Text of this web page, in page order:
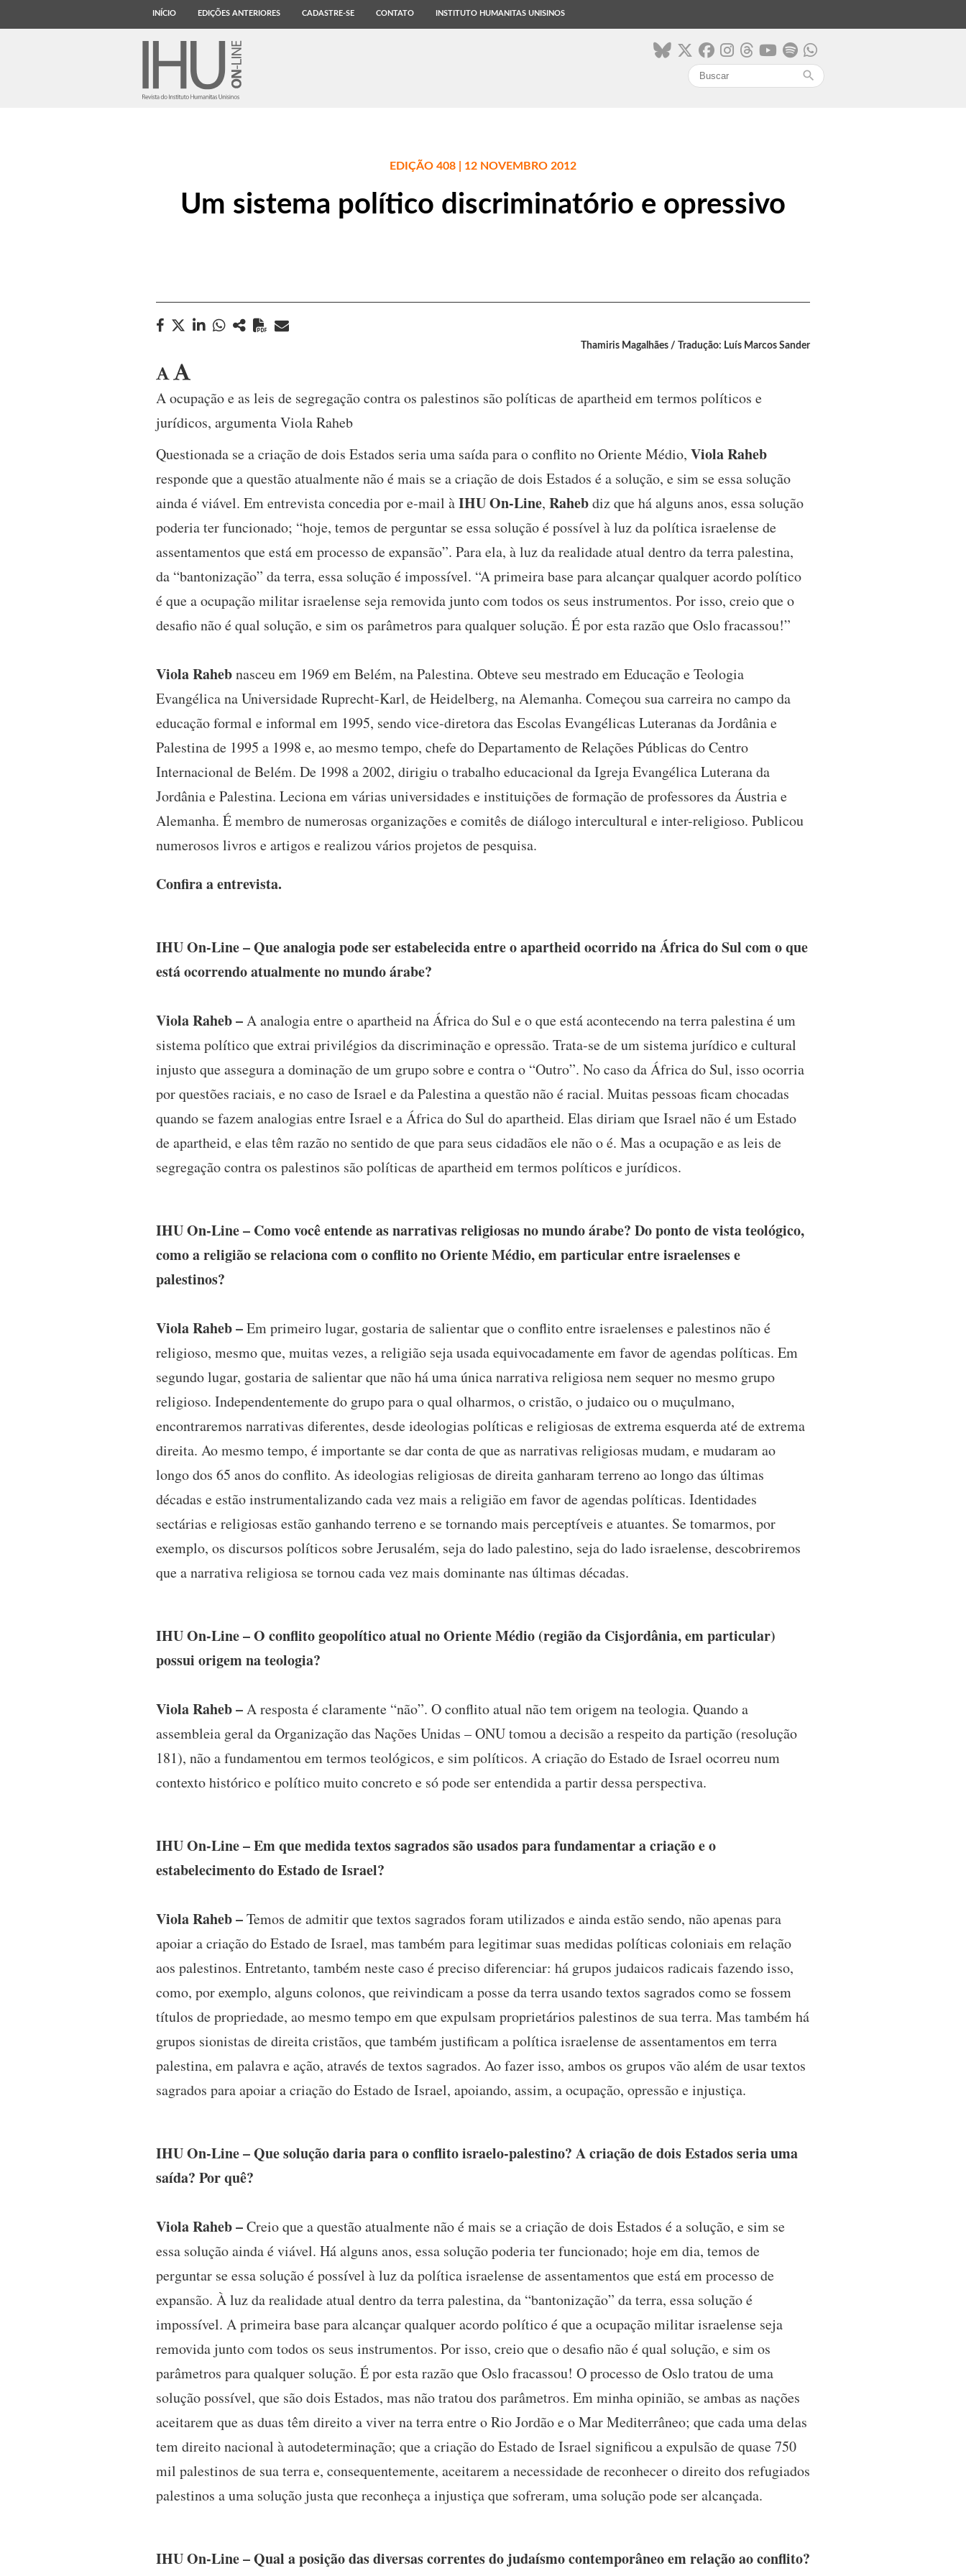
INÍCIO EDIÇÕES ANTERIORES CADASTRE-SE CONTATO INSTITUTO HUMANITAS UNISINOS
search
EDIÇÃO 408 | 12 NOVEMBRO 2012
Um sistema político discriminatório e opressivo
Thamiris Magalhães / Tradução: Luís Marcos Sander
A ocupação e as leis de segregação contra os palestinos são políticas de apartheid em termos políticos e
jurídicos, argumenta Viola Raheb
Questionada se a criação de dois Estados seria uma saída para o conflito no Oriente Médio, Viola Raheb
responde que a questão atualmente não é mais se a criação de dois Estados é a solução, e sim se essa solução
ainda é viável. Em entrevista concedia por e-mail àIHU On-Line, Rahebdiz que há alguns anos, essa solução
poderia ter funcionado; “hoje, temos de perguntar se essa solução é possível à luz da política israelense de
assentamentos que está em processo de expansão”. Para ela, à luz da realidade atual dentro da terra palestina,
da “bantonização” da terra, essa solução é impossível. “A primeira base para alcançar qualquer acordo político
é que a ocupação militar israelense seja removida junto com todos os seus instrumentos. Por isso, creio que o
desafio não é qual solução, e sim os parâmetros para qualquer solução. É por esta razão que Oslo fracassou!”
Viola Rahebnasceu em 1969 em Belém, na Palestina. Obteve seu mestrado em Educação e Teologia
Evangélica na Universidade Ruprecht-Karl, de Heidelberg, na Alemanha. Começou sua carreira no campo da
educação formal e informal em 1995, sendo vice-diretora das Escolas Evangélicas Luteranas da Jordânia e
Palestina de 1995 a 1998 e, ao mesmo tempo, chefe do Departamento de Relações Públicas do Centro
Internacional de Belém. De 1998 a 2002, dirigiu o trabalho educacional da Igreja Evangélica Luterana da
Jordânia e Palestina. Leciona em várias universidades e instituições de formação de professores da Áustria e
Alemanha. É membro de numerosas organizações e comitês de diálogo intercultural e inter-religioso. Publicou
numerosos livros e artigos e realizou vários projetos de pesquisa.
Confira a entrevista.
IHU On-Line – Que analogia pode ser estabelecida entre o apartheid ocorrido na África do Sul com o que
está ocorrendo atualmente no mundo árabe?
Viola Raheb –A analogia entre o apartheid na África do Sul e o que está acontecendo na terra palestina é um
sistema político que extrai privilégios da discriminação e opressão. Trata-se de um sistema jurídico e cultural
injusto que assegura a dominação de um grupo sobre e contra o “Outro”. No caso da África do Sul, isso ocorria
por questões raciais, e no caso de Israel e da Palestina a questão não é racial. Muitas pessoas ficam chocadas
quando se fazem analogias entre Israel e a África do Sul do apartheid. Elas diriam que Israel não é um Estado
de apartheid, e elas têm razão no sentido de que para seus cidadãos ele não o é. Mas a ocupação e as leis de
segregação contra os palestinos são políticas de apartheid em termos políticos e jurídicos.
IHU On-Line – Como você entende as narrativas religiosas no mundo árabe? Do ponto de vista teológico,
como a religião se relaciona com o conflito no Oriente Médio, em particular entre israelenses e
palestinos?
Viola Raheb –Em primeiro lugar, gostaria de salientar que o conflito entre israelenses e palestinos não é
religioso, mesmo que, muitas vezes, a religião seja usada equivocadamente em favor de agendas políticas. Em
segundo lugar, gostaria de salientar que não há uma única narrativa religiosa nem sequer no mesmo grupo
religioso. Independentemente do grupo para o qual olharmos, o cristão, o judaico ou o muçulmano,
encontraremos narrativas diferentes, desde ideologias políticas e religiosas de extrema esquerda até de extrema
direita. Ao mesmo tempo, é importante se dar conta de que as narrativas religiosas mudam, e mudaram ao
longo dos 65 anos do conflito. As ideologias religiosas de direita ganharam terreno ao longo das últimas
décadas e estão instrumentalizando cada vez mais a religião em favor de agendas políticas. Identidades
sectárias e religiosas estão ganhando terreno e se tornando mais perceptíveis e atuantes. Se tomarmos, por
exemplo, os discursos políticos sobre Jerusalém, seja do lado palestino, seja do lado israelense, descobriremos
que a narrativa religiosa se tornou cada vez mais dominante nas últimas décadas.
IHU On-Line – O conflito geopolítico atual no Oriente Médio (região da Cisjordânia, em particular)
possui origem na teologia?
Viola Raheb –A resposta é claramente “não”. O conflito atual não tem origem na teologia. Quando a
assembleia geral da Organização das Nações Unidas – ONU tomou a decisão a respeito da partição (resolução
181), não a fundamentou em termos teológicos, e sim políticos. A criação do Estado de Israel ocorreu num
contexto histórico e político muito concreto e só pode ser entendida a partir dessa perspectiva.
IHU On-Line – Em que medida textos sagrados são usados para fundamentar a criação e o
estabelecimento do Estado de Israel?
Viola Raheb –Temos de admitir que textos sagrados foram utilizados e ainda estão sendo, não apenas para
apoiar a criação do Estado de Israel, mas também para legitimar suas medidas políticas coloniais em relação
aos palestinos. Entretanto, também neste caso é preciso diferenciar: há grupos judaicos radicais fazendo isso,
como, por exemplo, alguns colonos, que reivindicam a posse da terra usando textos sagrados como se fossem
títulos de propriedade, ao mesmo tempo em que expulsam proprietários palestinos de sua terra. Mas também há
grupos sionistas de direita cristãos, que também justificam a política israelense de assentamentos em terra
palestina, em palavra e ação, através de textos sagrados. Ao fazer isso, ambos os grupos vão além de usar textos
sagrados para apoiar a criação do Estado de Israel, apoiando, assim, a ocupação, opressão e injustiça.
IHU On-Line – Que solução daria para o conflito israelo-palestino? A criação de dois Estados seria uma
saída? Por quê?
Viola Raheb –Creio que a questão atualmente não é mais se a criação de dois Estados é a solução, e sim se
essa solução ainda é viável. Há alguns anos, essa solução poderia ter funcionado; hoje em dia, temos de
perguntar se essa solução é possível à luz da política israelense de assentamentos que está em processo de
expansão. À luz da realidade atual dentro da terra palestina, da “bantonização” da terra, essa solução é
impossível. A primeira base para alcançar qualquer acordo político é que a ocupação militar israelense seja
removida junto com todos os seus instrumentos. Por isso, creio que o desafio não é qual solução, e sim os
parâmetros para qualquer solução. É por esta razão que Oslo fracassou! O processo de Oslo tratou de uma
solução possível, que são dois Estados, mas não tratou dos parâmetros. Em minha opinião, se ambas as nações
aceitarem que as duas têm direito a viver na terra entre o Rio Jordão e o Mar Mediterrâneo; que cada uma delas
tem direito nacional à autodeterminação; que a criação do Estado de Israel significou a expulsão de quase 750
mil palestinos de sua terra e, consequentemente, aceitarem a necessidade de reconhecer o direito dos refugiados
palestinos a uma solução justa que reconheça a injustiça que sofreram, uma solução pode ser alcançada.
IHU On-Line – Qual a posição das diversas correntes do judaísmo contemporâneo em relação ao conflito?